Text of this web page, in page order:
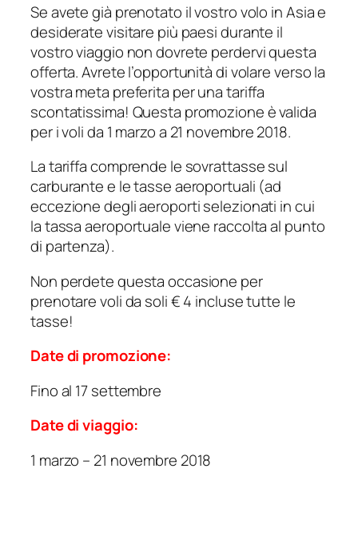
Se avete già prenotato il vostro volo in Asia e
desiderate visitare più paesi durante il
vostro viaggio non dovrete perdervi questa
offerta. Avrete l’opportunità di volare verso la
vostra meta preferita per una tariffa
scontatissima! Questa promozione è valida
per i voli da 1 marzo a 21 novembre 2018.
La tariffa comprende le sovrattasse sul
carburante e le tasse aeroportuali (ad
eccezione degli aeroporti selezionati in cui
la tassa aeroportuale viene raccolta al punto
di partenza).
Non perdete questa occasione per
prenotare voli da soli € 4 incluse tutte le
tasse!
Date di promozione:
Fino al 17 settembre
Date di viaggio:
1 marzo – 21 novembre 2018